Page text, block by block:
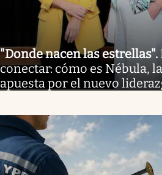
"Donde nacen las estrellas".
conectar: cómo es Nébula,
apuesta por el nuevo